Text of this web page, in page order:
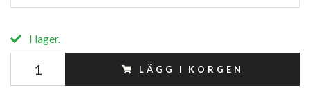
I lager.
LÄGG I KORGEN